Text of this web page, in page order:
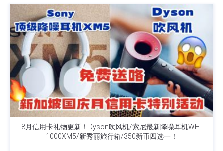
8月信用卡礼物更新！Dyson吹风机/索尼最新降噪耳机WH-
1000XM5/新秀丽旅行箱/350新币四选一！